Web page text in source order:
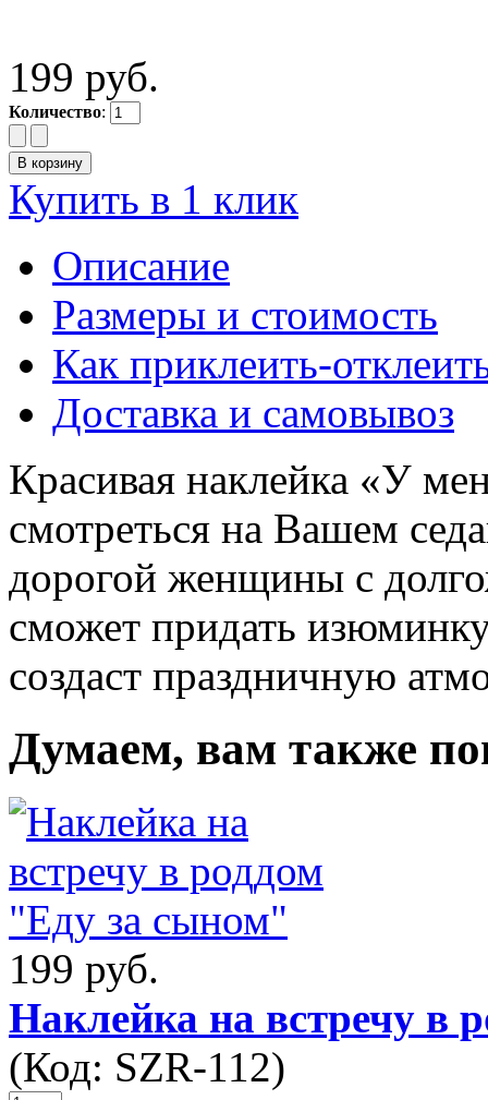
199 руб.
Количество:
Купить в 1 клик
Описание
Размеры и стоимость
Как приклеить-
Доставка и самовывоз
Красивая наклейка «У
смотреться на Вашем
дорогой женщины с
сможет придать
создаст праздничную
Думаем, вам также
199 руб.
Наклейка на встречу в
(Код: SZR-112)